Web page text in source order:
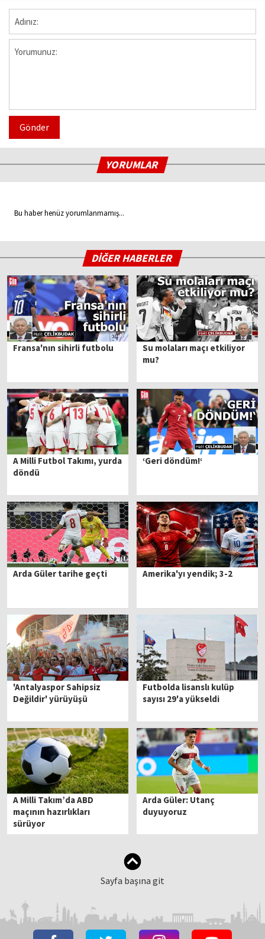
Gönder
YORUMLAR
Bu haber henüz yorumlanmamış...
DİĞER HABERLER
Fransa'nın sihirli futbolu
Su molaları maçı etkiliyor
mu?
A Milli Futbol Takımı, yurda
döndü
‘Geri döndüm!‘
Arda Güler tarihe geçti Amerika'yı yendik; 3-2
'Antalyaspor Sahipsiz
Değildir' yürüyüşü
Futbolda lisanslı kulüp
sayısı 29'a yükseldi
A Milli Takım’da ABD
maçının hazırlıkları
sürüyor
Arda Güler: Utanç
duyuyoruz
Sayfa başına git